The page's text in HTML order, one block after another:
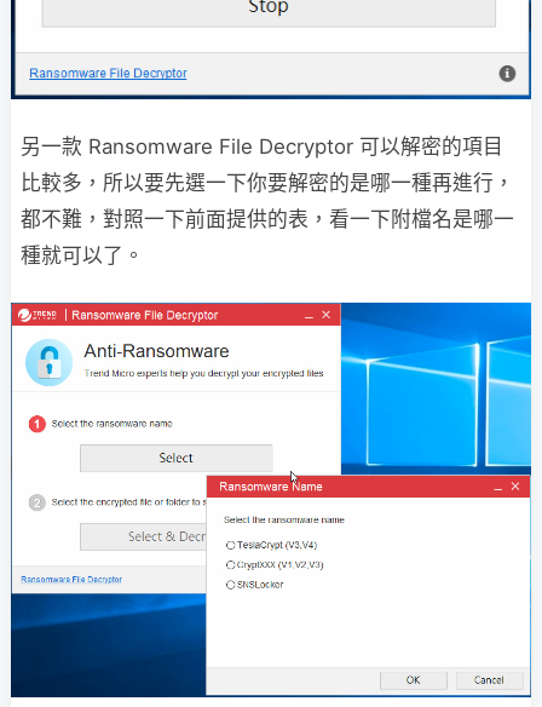
另一款 Ransomware File Decryptor 可以解密的項目
比較多，所以要先選一下你要解密的是哪一種再進行，
都不難，對照一下前面提供的表，看一下附檔名是哪一
種就可以了。